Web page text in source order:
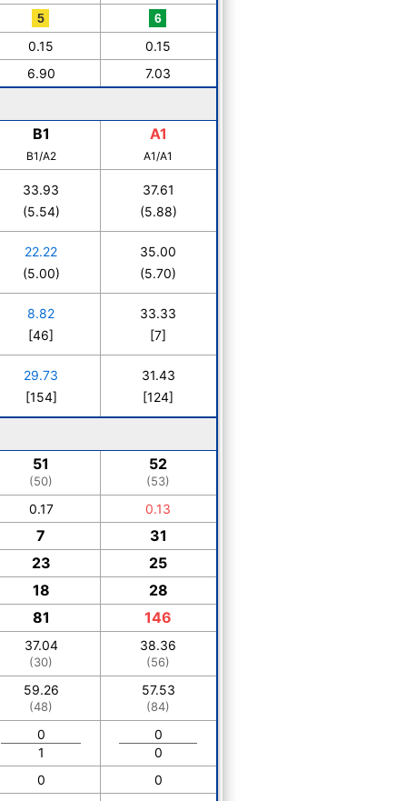
0.15 0.15
6.90
7.03
B1
B1/A2
A1
A1/A1
33.93
(5.54)
37.61
(5.88)
22.22
(5.00)
35.00
(5.70)
8.82
[46]
33.33
[7]
29.73
[154]
31.43
[124]
51
(50)
52
(53)
0.17 0.13
7 31
23 25
18 28
81 146
37.04
(30)
38.36
(56)
59.26
(48)
57.53
(84)
0
1
0
0
0 0